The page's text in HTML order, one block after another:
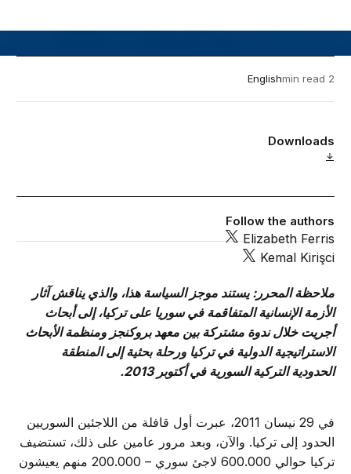
2 min read
English
Downloads
Follow the authors
Elizabeth Ferris
Kemal Kirişci
ملاحظة المحرر: يستند موجز السياسة هذا، والذي يناقش آثار
الأزمة الإنسانية المتفاقمة في سوريا على تركيا، إلى أبحاث
أجريت خلال ندوة مشتركة بين معهد بروكنجز ومنظمة الأبحاث
الاستراتيجية الدولية في تركيا ورحلة بحثية إلى المنطقة
الحدودية التركية السورية في أكتوبر 2013.
في 29 نيسان 2011، عبرت أول قافلة من اللاجئين السوريين
الحدود إلى تركيا. والآن، وبعد مرور عامين على ذلك، تستضيف
تركيا حوالي 600.000 لاجئ سوري – 200.000 منهم يعيشون